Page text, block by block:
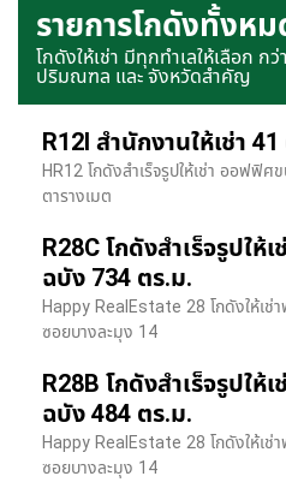
รายการโกดังทั้งห
โกดังให้เช่า มีทุกทำเลให้เลือก ก
ปริมณฑล และ จังหวัดสำคัญ
R12I สำนักงานให้เช่า
HR12 โกดังสำเร็จรูปให้เช่า ออฟฟิ
ตารางเมต
R28C โกดังสำเร็จรูปให้
ฉบัง 734 ตร.ม.
Happy RealEstate 28 โกดังให้เ
ซอยบางละมุง 14
R28B โกดังสำเร็จรูปให้
ฉบัง 484 ตร.ม.
Happy RealEstate 28 โกดังให้เ
ซอยบางละมุง 14